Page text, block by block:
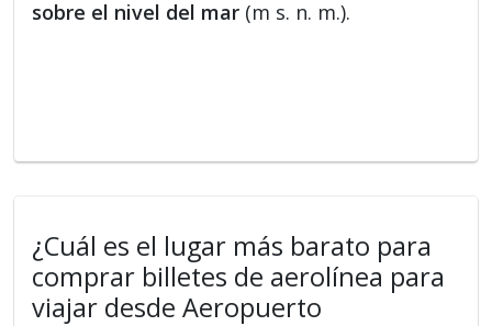
sobre el nivel del mar (m s. n. m.).
¿Cuál es el lugar más barato para
comprar billetes de aerolínea para
viajar desde Aeropuerto